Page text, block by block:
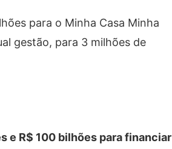
para o Minha Casa Minha
gestão, para 3 milhões de
e R$ 100 bilhões para financiar